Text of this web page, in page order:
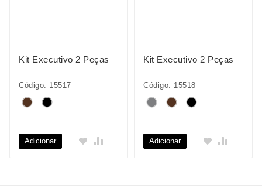
Kit Executivo 2 Peças
Código: 15517
Adicionar
Kit Executivo 2 Peças
Código: 15518
Adicionar